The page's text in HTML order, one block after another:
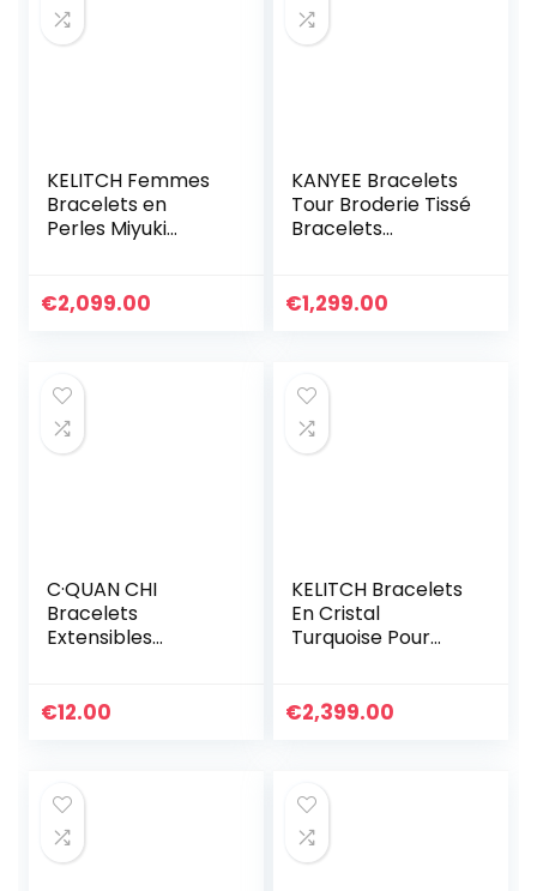
KELITCH Femmes
Bracelets en
Perles Miyuki
Bracelets De Perle
€2,099.00
KANYEE Bracelets
Tour Broderie Tissé
Bracelets
Charm D’amitié
€1,299.00
C·QUAN CHI
Bracelets
Extensibles
D’amitié En Perle
€12.00
KELITCH Bracelets
En Cristal
Turquoise Pour
Breloques Enroulé
€2,399.00